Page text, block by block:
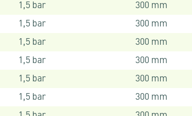
1,5 bar 300 mm
1,5 bar 300 mm
1,5 bar 300 mm
1,5 bar 300 mm
1,5 bar 300 mm
1,5 bar 300 mm